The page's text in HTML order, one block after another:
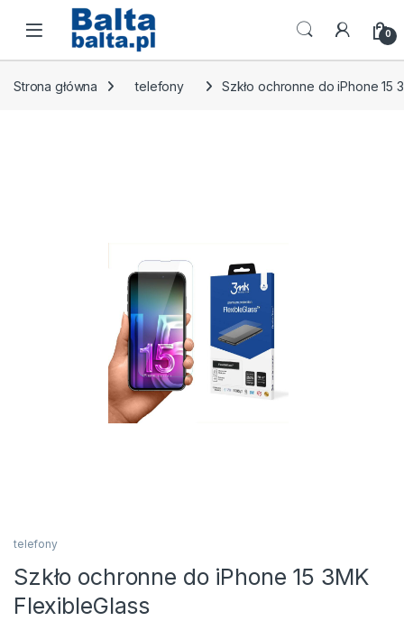
Skip to navigation
Skip to content
Open 0
Strona główna telefony Szkło ochronne do iPhone 15
telefony
Szkło ochronne do iPhone 15 3MK
FlexibleGlass